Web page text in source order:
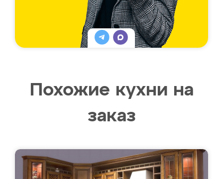
Похожие кухни на
заказ